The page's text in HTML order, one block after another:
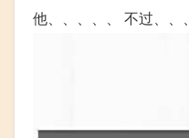
他、、、、、 不过、